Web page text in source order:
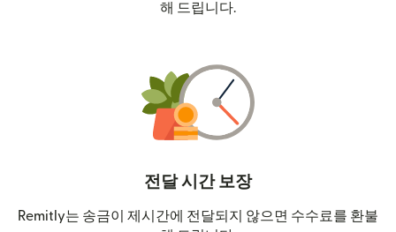
해 드립니다.
전달 시간 보장
Remitly는 송금이 제시간에 전달되지 않으면 수수료를 환불